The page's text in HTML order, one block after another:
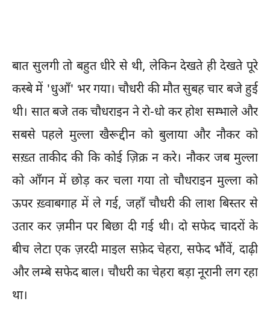
बात सुलगी तो बहुत धीरे से थी, लेकिन देखते ही देखते पूरे
कस्बे में 'धुआँ' भर गया। चौधरी की मौत सुबह चार बजे हुई
थी। सात बजे तक चौधराइन ने रो-धो कर होश सम्भाले और
सबसे पहले मुल्ला खैरूद्दीन को बुलाया और नौकर को
सख़्त ताकीद की कि कोई ज़िक्र न करे। नौकर जब मुल्ला
को आँगन में छोड़ कर चला गया तो चौधराइन मुल्ला को
ऊपर ख़्वाबगाह में ले गई, जहाँ चौधरी की लाश बिस्तर से
उतार कर ज़मीन पर बिछा दी गई थी। दो सफेद चादरों के
बीच लेटा एक ज़रदी माइल सफ़ेद चेहरा, सफेद भौंवें, दाढ़ी
और लम्बे सफेद बाल। चौधरी का चेहरा बड़ा नूरानी लग रहा
था।